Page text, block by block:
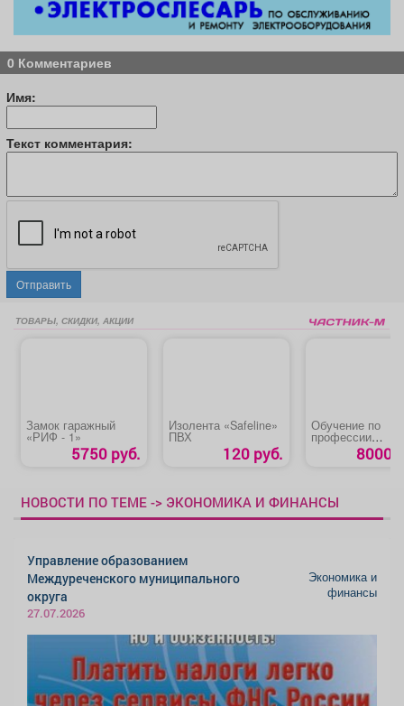
0 Комментариев
Имя:
Текст комментария:
Отправить
ТОВАРЫ, СКИДКИ, АКЦИИ
Замок гаражный
«РИФ - 1»
5750 руб.
Изолента «Safeline»
ПВХ
120 руб.
Обучение по
профессии
8000
НОВОСТИ ПО ТЕМЕ -> ЭКОНОМИКА И ФИНАНСЫ
Управление образованием
Междуреченского муниципального
округа
27.07.2026
Экономика и
финансы